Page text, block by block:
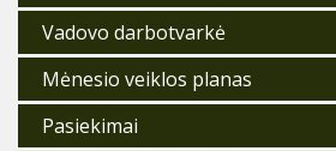
Vadovo darbotvarkė
Mėnesio veiklos planas
Pasiekimai